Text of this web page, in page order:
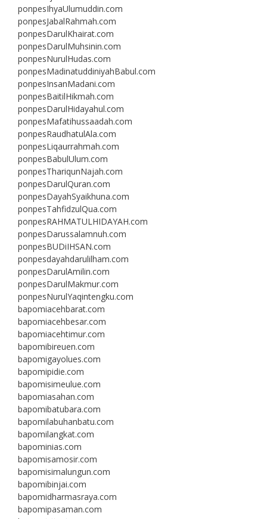
ponpesIhyaUlumuddin.com
ponpesJabalRahmah.com
ponpesDarulKhairat.com
ponpesDarulMuhsinin.com
ponpesNurulHudas.com
ponpesMadinatuddiniyahBabul.com
ponpesInsanMadani.com
ponpesBaitilHikmah.com
ponpesDarulHidayahul.com
ponpesMafatihussaadah.com
ponpesRaudhatulAla.com
ponpesLiqaurrahmah.com
ponpesBabulUlum.com
ponpesThariqunNajah.com
ponpesDarulQuran.com
ponpesDayahSyaikhuna.com
ponpesTahfidzulQua.com
ponpesRAHMATULHIDAYAH.com
ponpesDarussalamnuh.com
ponpesBUDiIHSAN.com
ponpesdayahdarulilham.com
ponpesDarulAmilin.com
ponpesDarulMakmur.com
ponpesNurulYaqintengku.com
bapomiacehbarat.com
bapomiacehbesar.com
bapomiacehtimur.com
bapomibireuen.com
bapomigayolues.com
bapomipidie.com
bapomisimeulue.com
bapomiasahan.com
bapomibatubara.com
bapomilabuhanbatu.com
bapomilangkat.com
bapominias.com
bapomisamosir.com
bapomisimalungun.com
bapomibinjai.com
bapomidharmasraya.com
bapomipasaman.com